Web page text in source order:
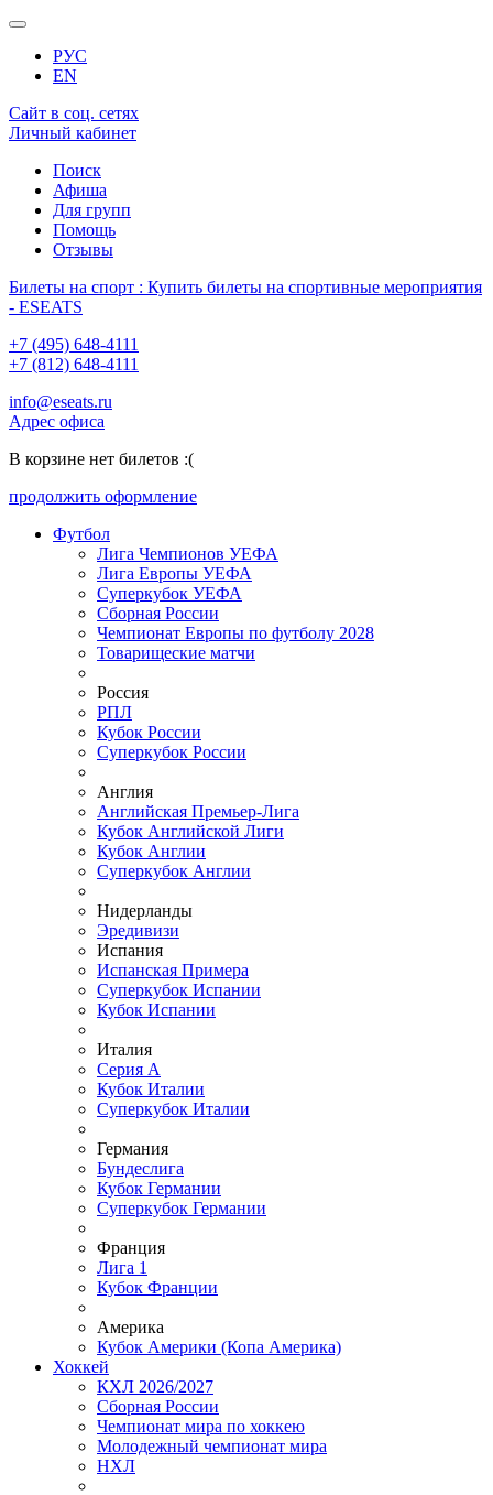
РУС
EN
Сайт в соц. сетях
Личный кабинет
Поиск
Афиша
Для групп
Помощь
Отзывы
Билеты на спорт : Купить билеты на спортивные мероприятия
- ESEATS
+7 (495) 648-4111
+7 (812) 648-4111
info@eseats.ru
Адрес офиса
В корзине нет билетов :(
продолжить оформление
Футбол
Лига Чемпионов УЕФА
Лига Европы УЕФА
Суперкубок УЕФА
Сборная России
Чемпионат Европы по футболу 2028
Товарищеские матчи
Россия
РПЛ
Кубок России
Суперкубок России
Англия
Английская Премьер-Лига
Кубок Английской Лиги
Кубок Англии
Суперкубок Англии
Нидерланды
Эредивизи
Испания
Испанская Примера
Суперкубок Испании
Кубок Испании
Италия
Серия А
Кубок Италии
Суперкубок Италии
Германия
Бундеслига
Кубок Германии
Суперкубок Германии
Франция
Лига 1
Кубок Франции
Америка
Кубок Америки (Копа Америка)
Хоккей
КХЛ 2026/2027
Сборная России
Чемпионат мира по хоккею
Молодежный чемпионат мира
НХЛ